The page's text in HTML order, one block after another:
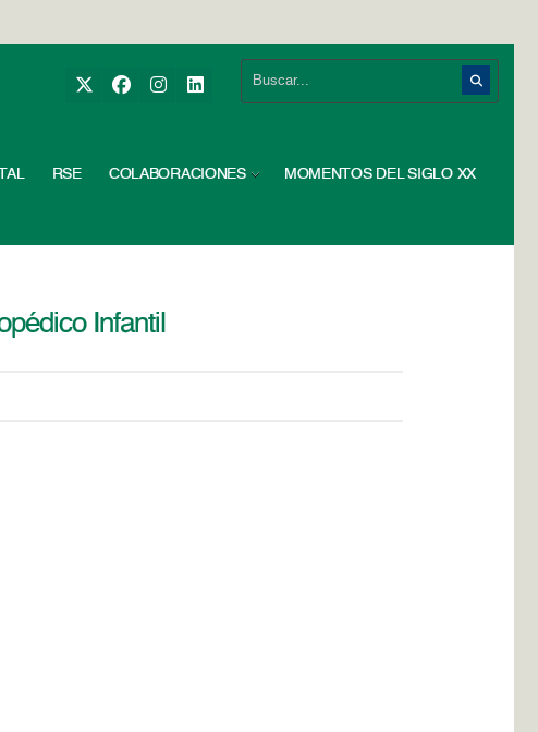
RSE COLABORACIONES MOMENTOS DEL SIGLO XX
Infantil